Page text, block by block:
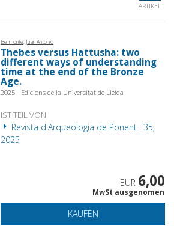
ARTIKEL
Belmonte, Juan Antonio
Thebes versus Hattusha: two
different ways of understanding
time at the end of the Bronze
Age.
2025 - Edicions de la Universitat de Lleida
IST TEIL VON
Revista d'Arqueologia de Ponent : 35,
2025
EUR 6,00
MwSt ausgenomen
KAUFEN